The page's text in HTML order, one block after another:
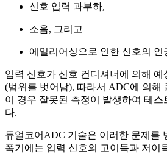
신호 입력 과부하,
소음, 그리고
에일리어싱으로 인한 신호의 인
입력 신호가 신호 컨디셔너에 의해 예
(범위를 벗어남), 따라서 ADC에 의해
이 경우 잘못된 측정이 발생하여 테스
다.
듀얼코어ADC 기술은 이러한 문제를
폭기에는 입력 신호의 고이득과 저이